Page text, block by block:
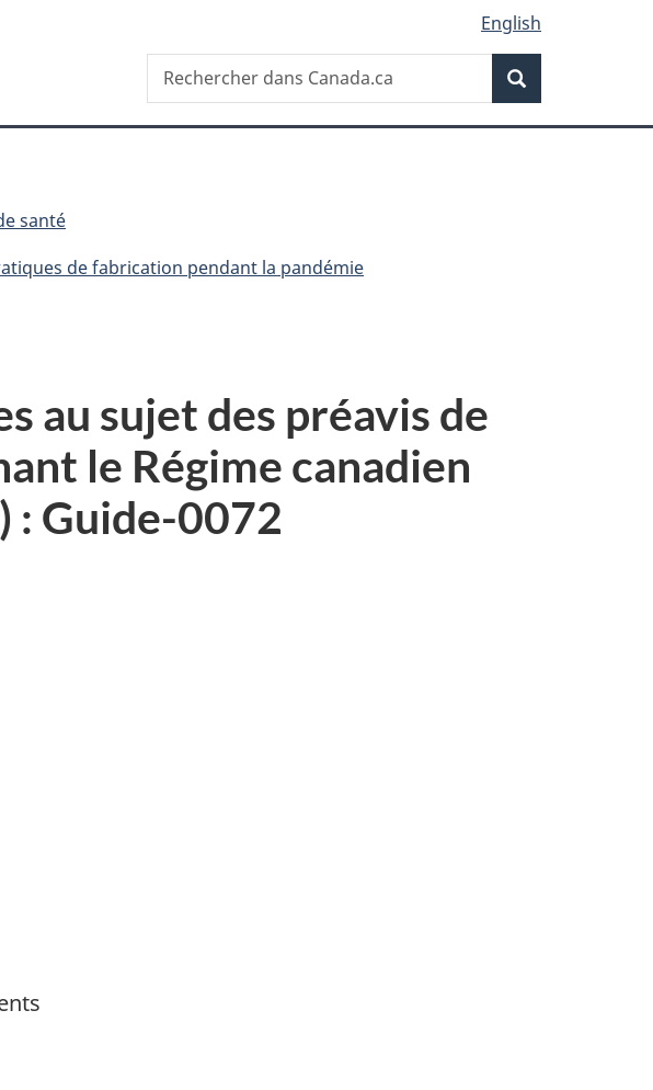
English
Recherche
Rechercher
dans
santé
de fabrication pendant la pandémie
au sujet des préavis de
le Régime canadien
: Guide-0072